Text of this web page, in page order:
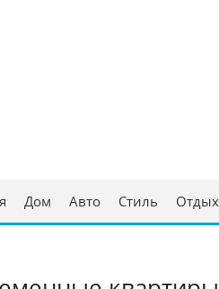
Дом Авто Стиль Отдых